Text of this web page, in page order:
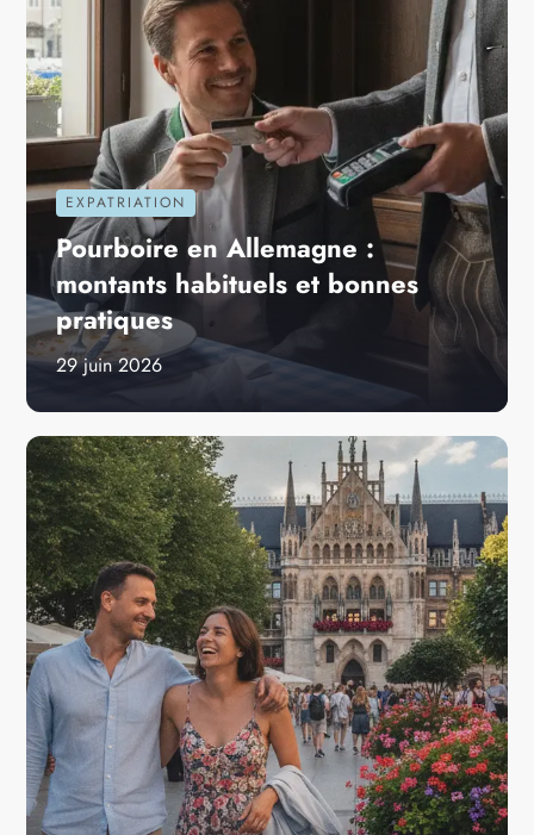
EXPATRIATION
Pourboire en Allemagne :
montants habituels et bonnes
pratiques
29 juin 2026